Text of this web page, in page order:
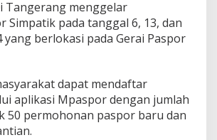
Tangerang menggelar
Simpatik pada tanggal 6, 13, dan
yang berlokasi pada Gerai Paspor
dapat mendaftar
aplikasi Mpaspor dengan jumlah
50 permohonan paspor baru dan